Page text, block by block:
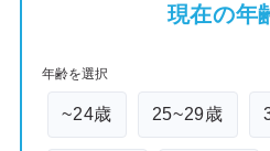
現在の年
年齢を選択
~24歳 25~29歳